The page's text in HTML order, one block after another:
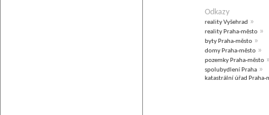
Odkazy
reality Vyšehrad »
reality Praha-město »
byty Praha-město »
domy Praha-město »
pozemky Praha-město
spolubydlení Praha »
katastrální úřad Praha-